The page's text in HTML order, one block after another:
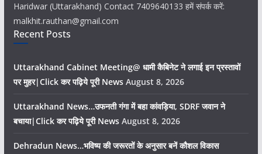
Haridwar (Uttarakhand) Contact 7409640133 हमें संपर्क करें:
malkhit.rauthan@gmail.com
Recent Posts
Uttarakhand Cabinet Meeting@ धामी कैबिनेट ने लगाई इन प्रस्तावों
पर मुहर|Click कर पढ़िये पूरी News August 8, 2026
Uttarakhand News…उफनती गंगा में बहा कांवड़िया, SDRF जवान ने
बचाया|Click कर पढ़िये पूरी News August 8, 2026
Dehradun News…भविष्य की जरूरतों के अनुसार बनें कौशल विकास